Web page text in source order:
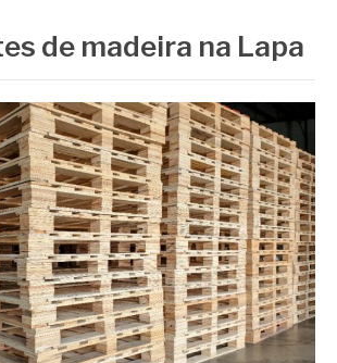
de madeira na Lapa